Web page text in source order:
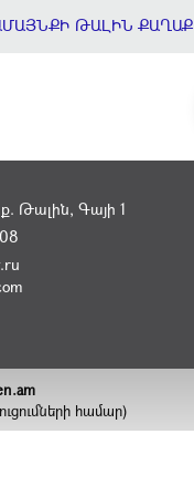
ԹԱԼԻՆ
Թալին, Գայի 1
համար)